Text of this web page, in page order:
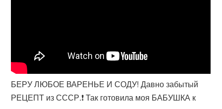
БЕРУ ЛЮБОЕ ВАРЕНЬЕ И СОДУ! Давно забытый
РЕЦЕПТ из СССР.❗ Так готовила моя БАБУШКА к